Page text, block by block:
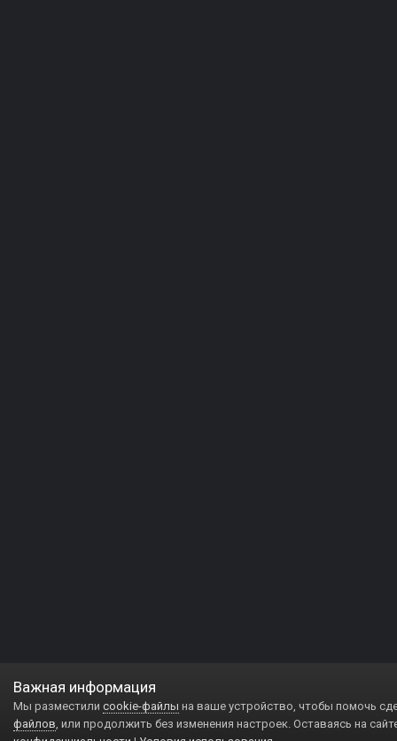
Важная информация
Мы разместили cookie-файлы на ваше устройство, чтобы помочь
файлов, или продолжить без изменения настроек. Оставаясь на